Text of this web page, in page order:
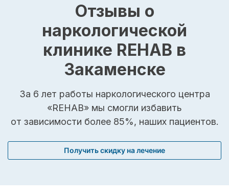
Отзывы о
наркологической
клинике REHAB в
Закаменске
За 6 лет работы наркологического центра
«REHAB» мы смогли избавить
от зависимости более 85%, наших пациентов.
Получить скидку на лечение